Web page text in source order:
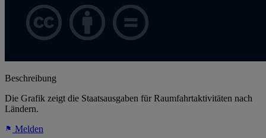
Beschreibung
Die Grafik zeigt die Staatsausgaben für Raumfahrtaktivitäten nach
Ländern.
Melden